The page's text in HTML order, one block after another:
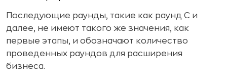
Последующие раунды, такие как раунд C и
далее, не имеют такого же значения, как
первые этапы, и обозначают количество
проведенных раундов для расширения
бизнеса.